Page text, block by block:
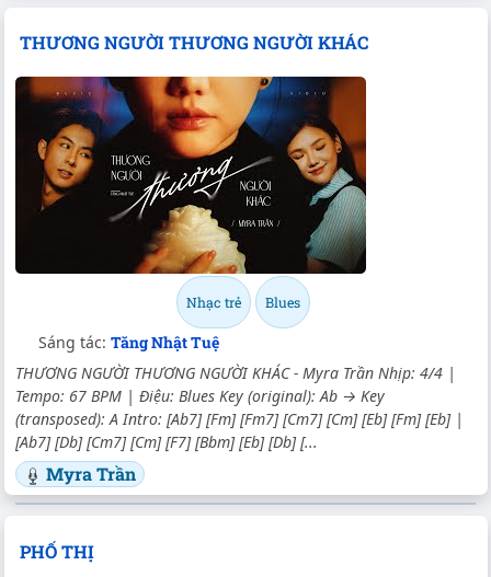
THƯƠNG NGƯỜI THƯƠNG NGƯỜI KHÁC
Nhạc trẻ Blues
Sáng tác: Tăng Nhật Tuệ
THƯƠNG NGƯỜI THƯƠNG NGƯỜI KHÁC - Myra Trần Nhịp: 4/4 |
Tempo: 67 BPM | Điệu: Blues Key (original): Ab → Key
(transposed): A Intro: [Ab7] [Fm] [Fm7] [Cm7] [Cm] [Eb] [Fm] [Eb] |
[Ab7] [Db] [Cm7] [Cm] [F7] [Bbm] [Eb] [Db] [...
Myra Trần
PHỐ THỊ